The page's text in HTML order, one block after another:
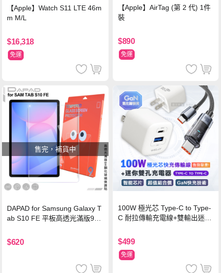
【Apple】Watch S11 LTE 46m
m M/L
$16,318
免運
【Apple】AirTag (第 2 代) 1件
裝
$890
免運
售完，補貨中
DAPAD for Samsung Galaxy T
ab S10 FE 平板高透光滿版9H
$620
100W 極光芯 Type-C to Type-
C 耐拉傳輸充電線+雙輸出迷你
$499
免運